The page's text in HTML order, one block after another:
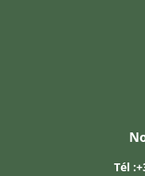
Tél :